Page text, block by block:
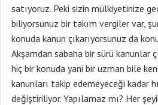
satıyoruz. Peki sizin mülkiyetinize
biliyorsunuz bir takım vergiler var,
konuda kanun çıkarıyorsunuz da
Akşamdan sabaha bir sürü kanunlar
hiç bir konuda yani bir uzman bile
kanunları takip edemeyeceği kadar
değiştiriliyor. Yapılamaz mı? Her